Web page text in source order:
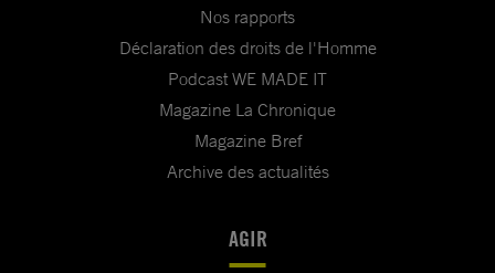
Nos rapports
Déclaration des droits de l'Homme
Podcast WE MADE IT
Magazine La Chronique
Magazine Bref
Archive des actualités
AGIR